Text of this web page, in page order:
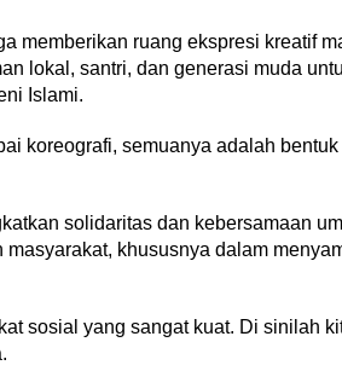
memberikan ruang ekspresi kreatif
lokal, santri, dan generasi muda
Islami.
koreografi, semuanya adalah
solidaritas dan kebersamaan
khususnya dalam
sosial yang sangat kuat. Di sinilah